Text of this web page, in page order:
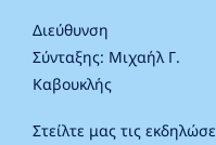
Διεύθυνση
Σύνταξης: Μιχαήλ Γ.
Καβουκλής
Στείλτε μας τις